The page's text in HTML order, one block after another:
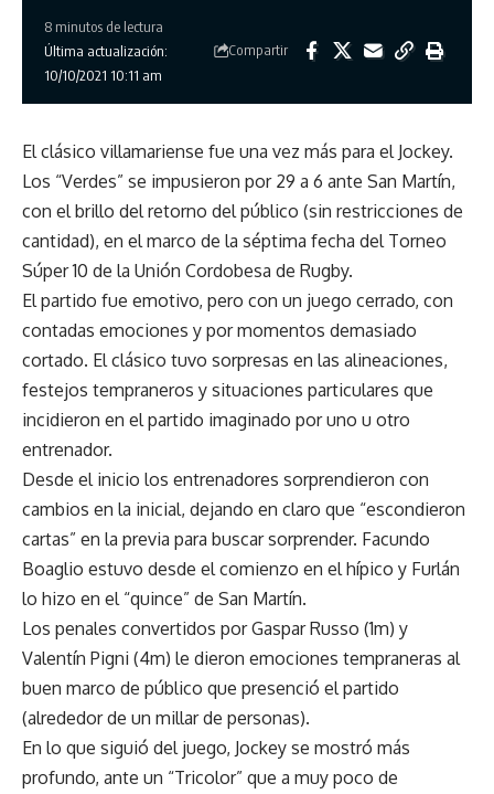
Última actualización:
10/10/2021 10:11 am
8 minutos de lectura
Compartir
El clásico villamariense fue una vez más para el Jockey.
Los “Verdes” se impusieron por 29 a 6 ante San Martín,
con el brillo del retorno del público (sin restricciones de
cantidad), en el marco de la séptima fecha del Torneo
Súper 10 de la Unión Cordobesa de Rugby.
El partido fue emotivo, pero con un juego cerrado, con
contadas emociones y por momentos demasiado
cortado. El clásico tuvo sorpresas en las alineaciones,
festejos tempraneros y situaciones particulares que
incidieron en el partido imaginado por uno u otro
entrenador.
Desde el inicio los entrenadores sorprendieron con
cambios en la inicial, dejando en claro que “escondieron
cartas” en la previa para buscar sorprender. Facundo
Boaglio estuvo desde el comienzo en el hípico y Furlán
lo hizo en el “quince” de San Martín.
Los penales convertidos por Gaspar Russo (1m) y
Valentín Pigni (4m) le dieron emociones tempraneras al
buen marco de público que presenció el partido
(alrededor de un millar de personas).
En lo que siguió del juego, Jockey se mostró más
profundo, ante un “Tricolor” que a muy poco de